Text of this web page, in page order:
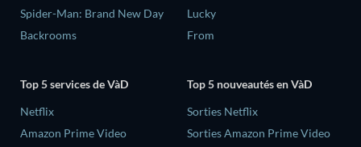
Spider-Man: Brand New Day
Backrooms
Lucky
From
Top 5 services de VàD
Netflix
Amazon Prime Video
Top 5 nouveautés en VàD
Sorties Netflix
Sorties Amazon Prime Video